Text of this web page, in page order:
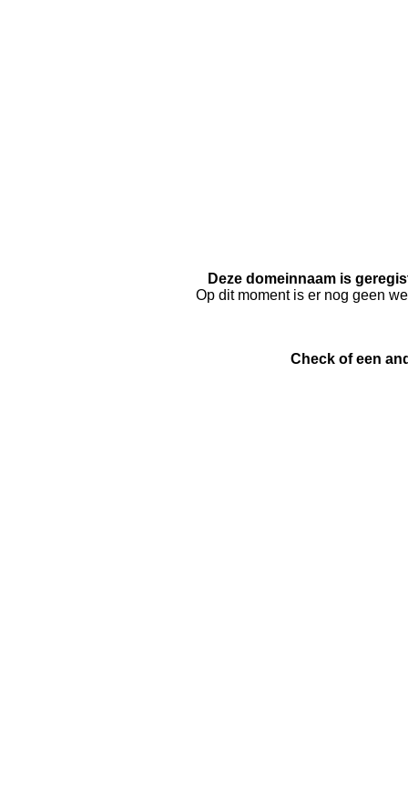
Deze domeinnaam is
Op dit moment is er nog geen
Check of een